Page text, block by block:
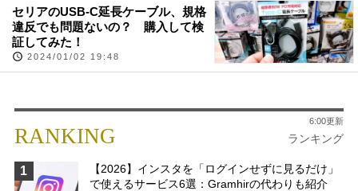
セリアのUSB-C延長ケーブル、規格
違反でも問題ないの？ 購入して検
証してみた！
2024/01/02 19:48
RANKING ランキング
6:00更新
1
【2026】インスタを「ログインせずに見るだけ」
で使えるサービス6選：Gramhirの代わりも紹介